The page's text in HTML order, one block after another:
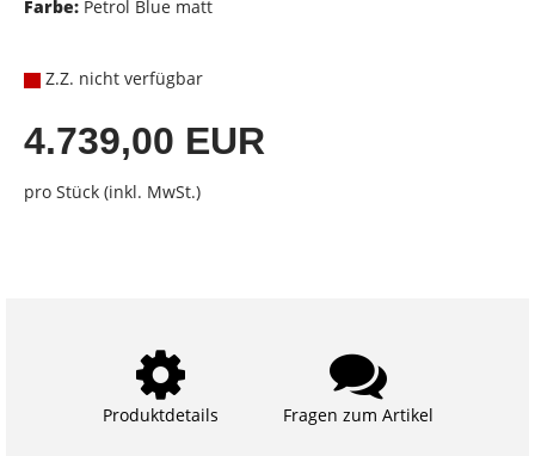
Farbe: Petrol Blue matt
Z.Z. nicht verfügbar
4.739,00 EUR
pro Stück (inkl. MwSt.)
Produktdetails Fragen zum Artikel